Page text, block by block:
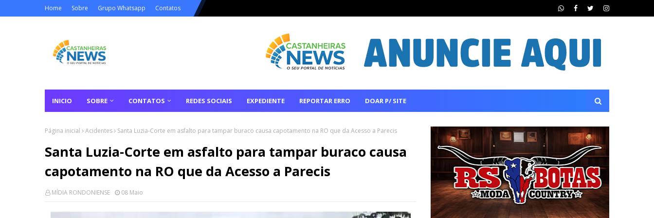
Home Sobre Grupo Whatsapp Contatos
INICIO SOBRE CONTATOS REDES SOCIAIS EXPEDIENTE REPORTAR ERRO DOAR P/ SITE
Página inicial Acidentes Santa Luzia-Corte em asfalto para tampar buraco causa capotamento na RO que da Acesso a Parecis
Santa Luzia-Corte em asfalto para tampar buraco causa
capotamento na RO que da Acesso a Parecis
MÍDIA RONDONIENSE 08 Maio